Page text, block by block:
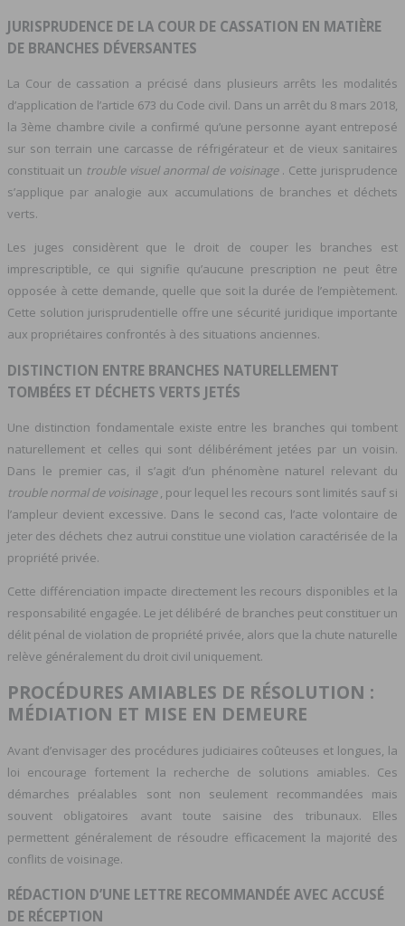
JURISPRUDENCE DE LA COUR DE CASSATION EN MATIÈRE
DE BRANCHES DÉVERSANTES
La Cour de cassation a précisé dans plusieurs arrêts les modalités
d’application de l’article 673 du Code civil. Dans un arrêt du 8 mars 2018,
la 3ème chambre civile a confirmé qu’une personne ayant entreposé
sur son terrain une carcasse de réfrigérateur et de vieux sanitaires
constituait un trouble visuel anormal de voisinage . Cette jurisprudence
s’applique par analogie aux accumulations de branches et déchets
verts.
Les juges considèrent que le droit de couper les branches est
imprescriptible, ce qui signifie qu’aucune prescription ne peut être
opposée à cette demande, quelle que soit la durée de l’empiètement.
Cette solution jurisprudentielle offre une sécurité juridique importante
aux propriétaires confrontés à des situations anciennes.
DISTINCTION ENTRE BRANCHES NATURELLEMENT
TOMBÉES ET DÉCHETS VERTS JETÉS
Une distinction fondamentale existe entre les branches qui tombent
naturellement et celles qui sont délibérément jetées par un voisin.
Dans le premier cas, il s’agit d’un phénomène naturel relevant du
trouble normal de voisinage, pour lequel les recours sont limités sauf si
l’ampleur devient excessive. Dans le second cas, l’acte volontaire de
jeter des déchets chez autrui constitue une violation caractérisée de la
propriété privée.
Cette différenciation impacte directement les recours disponibles et la
responsabilité engagée. Le jet délibéré de branches peut constituer un
délit pénal de violation de propriété privée, alors que la chute naturelle
relève généralement du droit civil uniquement.
PROCÉDURES AMIABLES DE RÉSOLUTION :
MÉDIATION ET MISE EN DEMEURE
Avant d’envisager des procédures judiciaires coûteuses et longues, la
loi encourage fortement la recherche de solutions amiables. Ces
démarches préalables sont non seulement recommandées mais
souvent obligatoires avant toute saisine des tribunaux. Elles
permettent généralement de résoudre efficacement la majorité des
conflits de voisinage.
RÉDACTION D’UNE LETTRE RECOMMANDÉE AVEC ACCUSÉ
DE RÉCEPTION